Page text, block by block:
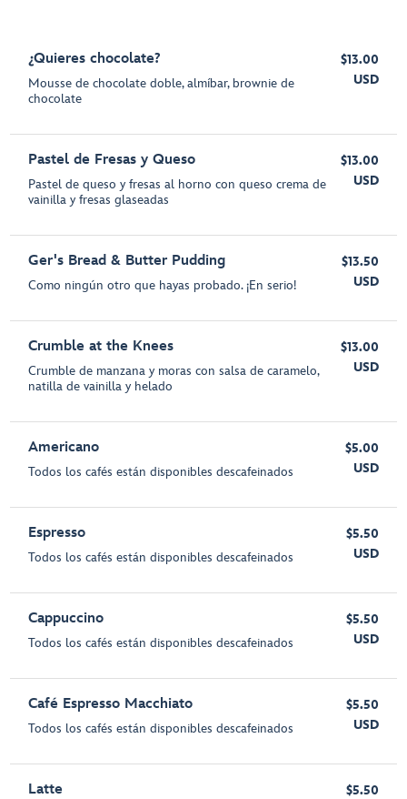
¿Quieres chocolate?
Mousse de chocolate doble, almíbar, brownie de
chocolate
$13.00
USD
Pastel de Fresas y Queso
Pastel de queso y fresas al horno con queso crema de
vainilla y fresas glaseadas
$13.00
USD
Ger's Bread & Butter Pudding
Como ningún otro que hayas probado. ¡En serio!
$13.50
USD
Crumble at the Knees
Crumble de manzana y moras con salsa de caramelo,
natilla de vainilla y helado
$13.00
USD
Americano
Todos los cafés están disponibles descafeinados
$5.00
USD
Espresso
Todos los cafés están disponibles descafeinados
$5.50
USD
Cappuccino
Todos los cafés están disponibles descafeinados
$5.50
USD
Café Espresso Macchiato
Todos los cafés están disponibles descafeinados
$5.50
USD
Latte
$5.50